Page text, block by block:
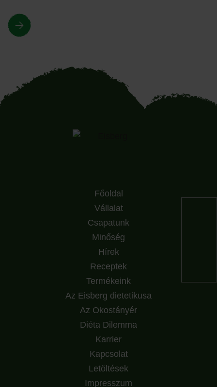
Főoldal
Vállalat
Csapatunk
Minőség
Hírek
Receptek
Termékeink
Az Eisberg dietetikusa
Az Okostányér
Diéta Dilemma
Karrier
Kapcsolat
Letöltések
Impresszum